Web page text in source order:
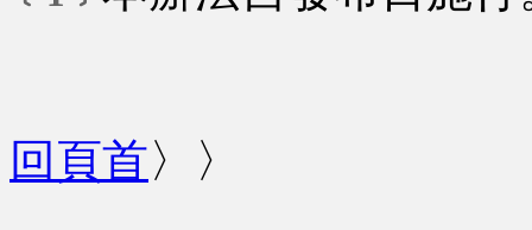
回頁首〉〉